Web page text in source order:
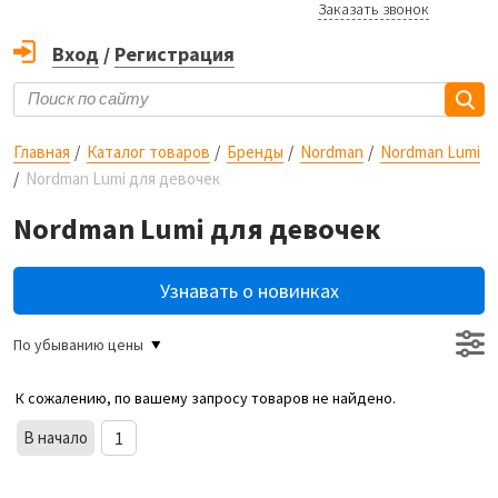
Заказать звонок
Вход / Регистрация
Главная Каталог товаров Бренды Nordman
Nordman Lumi
Nordman Lumi для девочек
Nordman Lumi для девочек
Узнавать о новинках
По убыванию цены
К сожалению, по вашему запросу товаров не найдено.
В начало 1